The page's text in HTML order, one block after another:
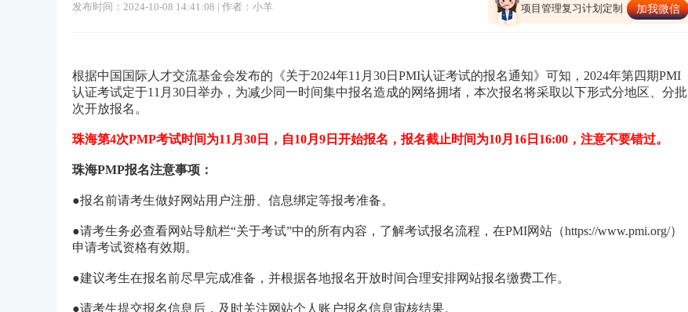
发布时间：2024-10-08 14:41:08 | 作者：小羊 项目管理复习计划定制 加我微信
根据中国国际人才交流基金会发布的《关于2024年11月30日PMI认证考试的报名通知》可知，2024年第四期PMI
认证考试定于11月30日举办，为减少同一时间集中报名造成的网络拥堵，本次报名将采取以下形式分地区、分批
次开放报名。
珠海第4次PMP考试时间为11月30日，自10月9日开始报名，报名截止时间为10月16日16:00，注意不要错过。
珠海PMP报名注意事项：
●报名前请考生做好网站用户注册、信息绑定等报考准备。
●请考生务必查看网站导航栏“关于考试”中的所有内容，了解考试报名流程，在PMI网站（https://www.pmi.org/）
申请考试资格有效期。
●建议考生在报名前尽早完成准备，并根据各地报名开放时间合理安排网站报名缴费工作。
●请考生提交报名信息后，及时关注网站个人账户报名信息审核结果。